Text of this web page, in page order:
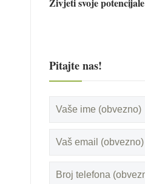
Pitajte nas!